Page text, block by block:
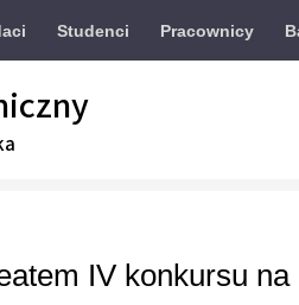
Studenci Pracownicy
IV konkursu na